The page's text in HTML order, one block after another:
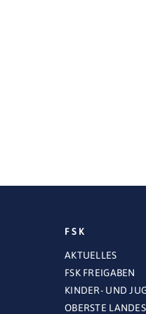
FSK
AKTUELLES
FSK FREIGABEN
KINDER- UND
OBERSTE